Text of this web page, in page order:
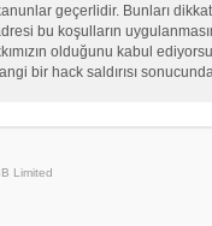
geçerlidir. Bunları
bu koşulların
olduğunu kabul
bir hack saldırısı
Limited